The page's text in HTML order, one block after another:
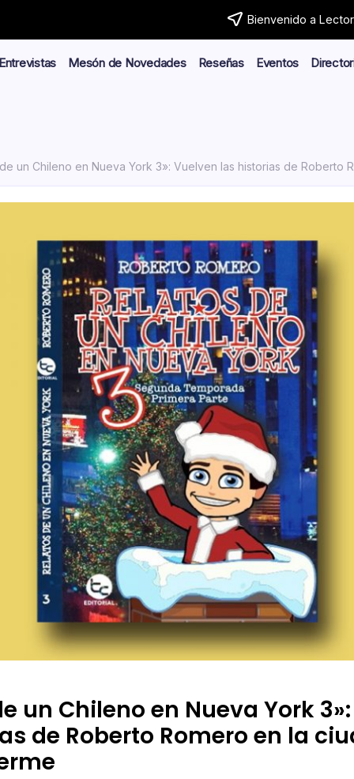
Bienvenido a
Mesón de Novedades Reseñas Eventos
un Chileno en Nueva York 3»: Vuelven las historias de Roberto Romero
un Chileno en Nueva York
de Roberto Romero en la